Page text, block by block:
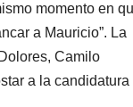
momento en
a Mauricio”. La
Camilo
a la candidatura